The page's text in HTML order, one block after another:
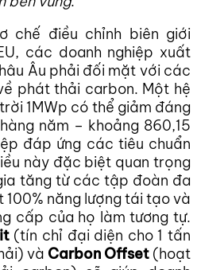
chế điều chỉnh biên giới
các doanh nghiệp xuất
Âu phải đối mặt với các
phát thải carbon. Một hệ
1MWp có thể giảm đáng
năm – khoảng 860,15
đáp ứng các tiêu chuẩn
này đặc biệt quan trọng
tăng từ các tập đoàn đa
năng lượng tái tạo và
cấp của họ làm tương tự.
(tín chỉ đại diện cho 1 tấn
và Carbon Offset(hoạt